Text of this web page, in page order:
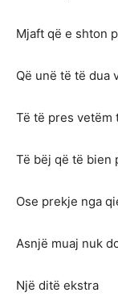
Mjaft që e shton
Që unë të të dua
Të të pres vetëm
Të bëj që të bien
Ose prekje nga
Asnjë muaj nuk
Një ditë ekstra